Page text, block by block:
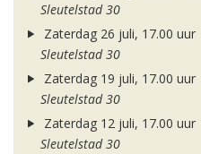
Sleutelstad 30
Zaterdag 26 juli, 17.00 uur
Sleutelstad 30
Zaterdag 19 juli, 17.00 uur
Sleutelstad 30
Zaterdag 12 juli, 17.00 uur
Sleutelstad 30